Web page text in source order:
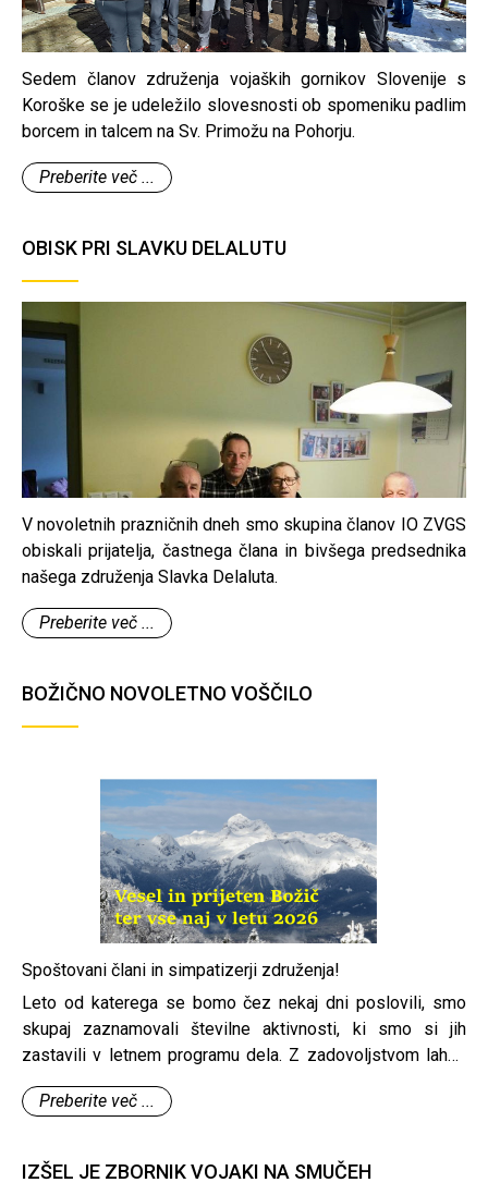
Sedem članov združenja vojaških gornikov Slovenije s
Koroške se je udeležilo slovesnosti ob spomeniku padlim
borcem in talcem na Sv. Primožu na Pohorju.
Preberite več ...
OBISK PRI SLAVKU DELALUTU
V novoletnih prazničnih dneh smo skupina članov IO ZVGS
obiskali prijatelja, častnega člana in bivšega predsednika
našega združenja Slavka Delaluta.
Preberite več ...
BOŽIČNO NOVOLETNO VOŠČILO
Spoštovani člani in simpatizerji združenja!
Leto od katerega se bomo čez nekaj dni poslovili, smo
skupaj zaznamovali številne aktivnosti, ki smo si jih
zastavili v letnem programu dela. Z zadovoljstvom lahko
rečemo, da smo kljub našim skromnim finančnim
sredstvom, naredili veliko v dobrobit naše organizacije,
naše domovine Slovenije, tako doma kot v tujini.
Preberite več ...
IZŠEL JE ZBORNIK VOJAKI NA SMUČEH